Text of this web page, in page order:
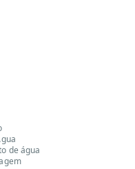
de água